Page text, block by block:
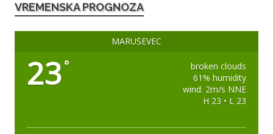
VREMENSKA PROGNOZA
MARUŠEVEC
23°
broken clouds
61% humidity
wind: 2m/s NNE
H 23 • L 23